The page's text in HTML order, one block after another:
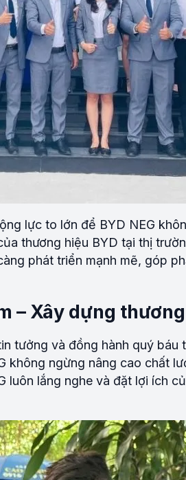
lực to lớn để BYD NEG
thương hiệu BYD tại thị
phát triển mạnh mẽ, góp
– Xây dựng
tưởng và đồng hành quý
không ngừng nâng cao chất
luôn lắng nghe và đặt lợi ích